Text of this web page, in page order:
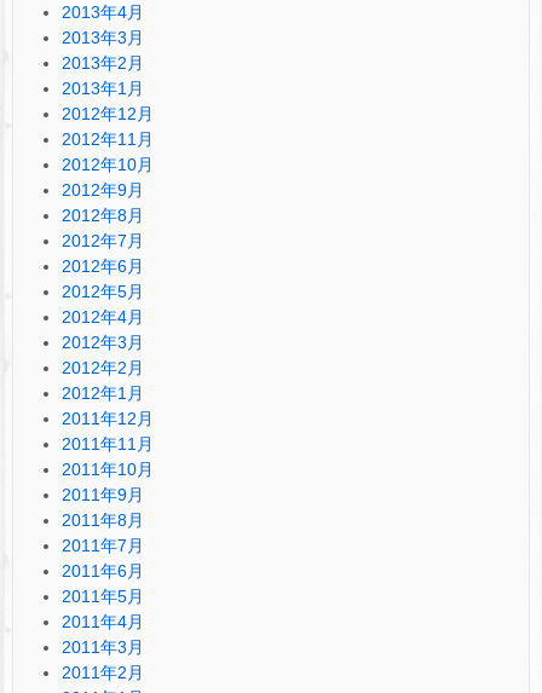
2013年4月
2013年3月
2013年2月
2013年1月
2012年12月
2012年11月
2012年10月
2012年9月
2012年8月
2012年7月
2012年6月
2012年5月
2012年4月
2012年3月
2012年2月
2012年1月
2011年12月
2011年11月
2011年10月
2011年9月
2011年8月
2011年7月
2011年6月
2011年5月
2011年4月
2011年3月
2011年2月